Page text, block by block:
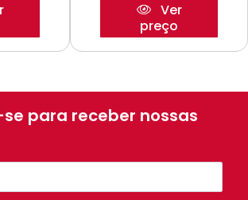
Ver
preço
para receber nossas